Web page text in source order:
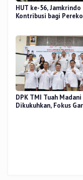
HUT ke-56, Jamkrindo
Kontribusi bagi
DPK TMI Tuah Madani
Dikukuhkan, Fokus